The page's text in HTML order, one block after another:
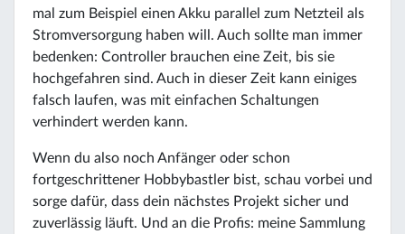
mal zum Beispiel einen Akku parallel zum Netzteil als
Stromversorgung haben will. Auch sollte man immer
bedenken: Controller brauchen eine Zeit, bis sie
hochgefahren sind. Auch in dieser Zeit kann einiges
falsch laufen, was mit einfachen Schaltungen
verhindert werden kann.
Wenn du also noch Anfänger oder schon
fortgeschrittener Hobbybastler bist, schau vorbei und
sorge dafür, dass dein nächstes Projekt sicher und
zuverlässig läuft. Und an die Profis: meine Sammlung